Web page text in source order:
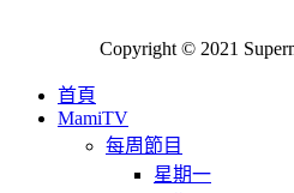
Copyright © 2021
首頁
MamiTV
每周節目
星期一